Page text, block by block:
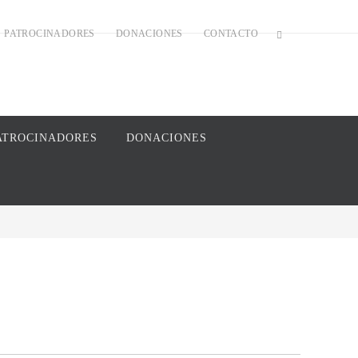
PATROCINADORES DONACIONES CONTACTO
DONACIONES